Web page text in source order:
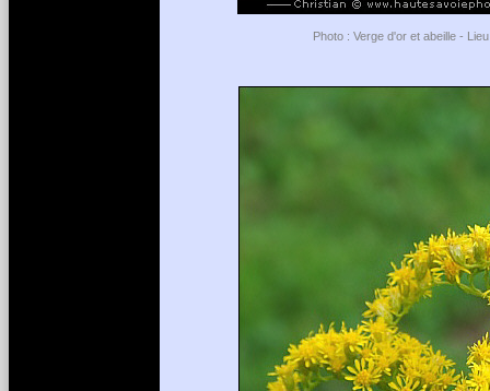
Photo : Verge d'or et abeille -